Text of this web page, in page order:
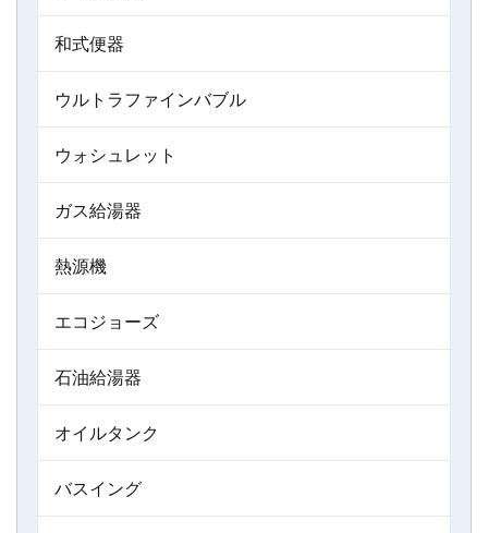
和式便器
ウルトラファインバブル
ウォシュレット
ガス給湯器
熱源機
エコジョーズ
石油給湯器
オイルタンク
バスイング